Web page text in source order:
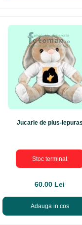
Jucarie de plus-
Stoc terminat
60.00 Lei
Adauga in cos